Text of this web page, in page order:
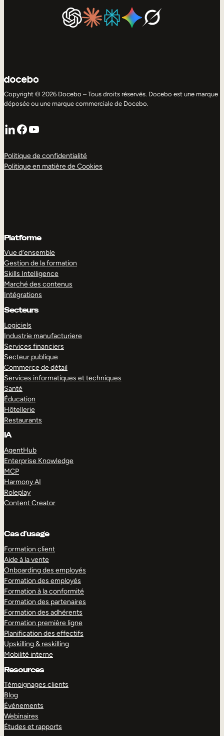
Copyright © 2026 Docebo – Tous droits réservés. Docebo est une marque
déposée ou une marque commerciale de Docebo.
LinkedIn
Facebook
YouTube
Politique de confidentialité
Politique en matière de Cookies
Platforme
Vue d’ensemble
Gestion de la formation
Skills Intelligence
Marché des contenus
Intégrations
Secteurs
Logiciels
Industrie manufacturiere
Services financiers
Secteur publique
Commerce de détail
Services informatiques et techniques
Santé
Éducation
Hôtellerie
Restaurants
IA
AgentHub
Enterprise Knowledge
MCP
Harmony AI
Roleplay
Content Creator
Cas d’usage
Formation client
Aide à la vente
Onboarding des employés
Formation des employés
Formation à la conformité
Formation des partenaires
Formation des adhérents
Formation première ligne
Planification des effectifs
Upskilling & reskilling
Mobilité interne
Resources
Témoignages clients
Blog
Événements
Webinaires
Études et rapports